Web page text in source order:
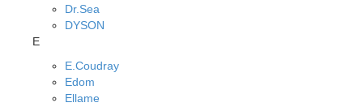
Dr.Sea
DYSON
E
E.Coudray
Edom
Ellame